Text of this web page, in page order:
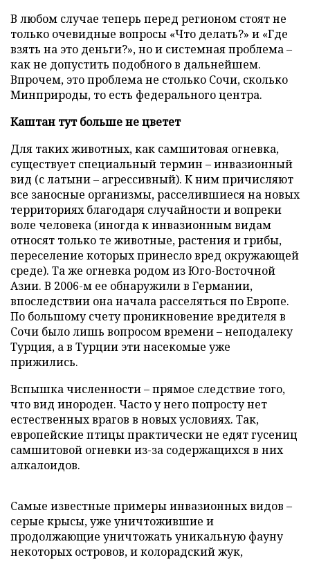
В любом случае теперь перед регионом стоят не
только очевидные вопросы «Что делать?» и «Где
взять на это деньги?», но и системная проблема –
как не допустить подобного в дальнейшем.
Впрочем, это проблема не столько Сочи, сколько
Минприроды, то есть федерального центра.
Каштан тут больше не цветет
Для таких животных, как самшитовая огневка,
существует специальный термин – инвазионный
вид (с латыни – агрессивный). К ним причисляют
все заносные организмы, расселившиеся на новых
территориях благодаря случайности и вопреки
воле человека (иногда к инвазионным видам
относят только те животные, растения и грибы,
переселение которых принесло вред окружающей
среде). Та же огневка родом из Юго-Восточной
Азии. В 2006-м ее обнаружили в Германии,
впоследствии она начала расселяться по Европе.
По большому счету проникновение вредителя в
Сочи было лишь вопросом времени – неподалеку
Турция, а в Турции эти насекомые уже
прижились.
Вспышка численности – прямое следствие того,
что вид инороден. Часто у него попросту нет
естественных врагов в новых условиях. Так,
европейские птицы практически не едят гусениц
самшитовой огневки из-за содержащихся в них
алкалоидов.
Самые известные примеры инвазионных видов –
серые крысы, уже уничтожившие и
продолжающие уничтожать уникальную фауну
некоторых островов, и колорадский жук,